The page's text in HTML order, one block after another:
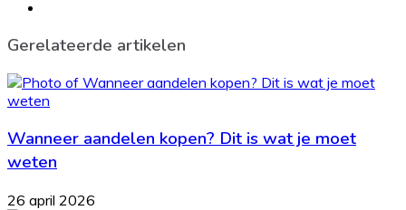
Gerelateerde artikelen
Wanneer aandelen kopen? Dit is wat je moet
weten
26 april 2026